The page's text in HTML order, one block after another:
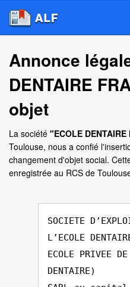
Annonce
DENTAIRE
objet
La société "ECOLE DENTAIRE
Toulouse, nous a confié
changement d'objet social.
enregistrée au RCS de
SOCIETE
L’ECOLE
ECOLE PRIVEE DE
DENTAIRE)